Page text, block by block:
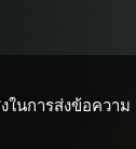
นการส่งข้อความ